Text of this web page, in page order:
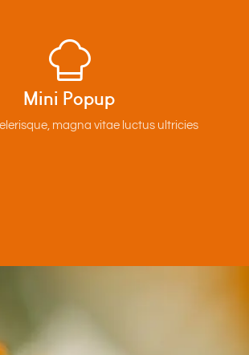
Mini Popup
magna vitae luctus ultricies